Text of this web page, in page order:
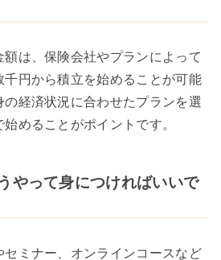
は、保険会社やプランによって
円から積立を始めることが可能
経済状況に合わせたプランを選
めることがポイントです。
やって身につければいいで
ミナー、オンラインコースなど